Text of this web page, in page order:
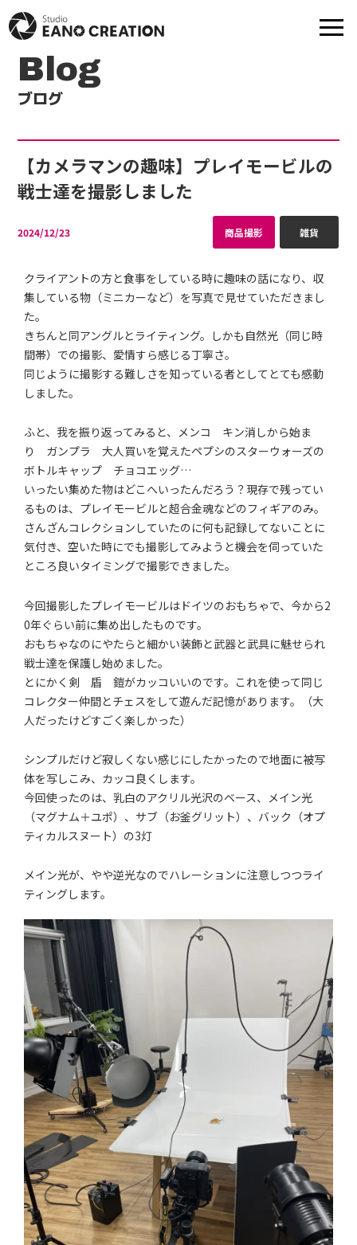
モデル撮影 出張撮影
撮影実績
スタジオ概要
オプション内容 よくある質問
お知らせ ブログ
ディレクター・カメラマン
募集
モデル募集
サービス説明 利用規約
プライバシーポリシー お問い合わせ
Blog
ブログ
【カメラマンの趣味】プレイモービルの
戦士達を撮影しました
2024/12/23 商品撮影 雑貨
クライアントの方と食事をしている時に趣味の話になり、収
集している物（ミニカーなど）を写真で見せていただきまし
た。
きちんと同アングルとライティング。しかも自然光（同じ時
間帯）での撮影、愛情すら感じる丁寧さ。
同じように撮影する難しさを知っている者としてとても感動
しました。
ふと、我を振り返ってみると、メンコ キン消しから始ま
り ガンプラ 大人買いを覚えたペプシのスターウォーズの
ボトルキャップ チョコエッグ…
いったい集めた物はどこへいったんだろう？現存で残ってい
るものは、プレイモービルと超合金魂などのフィギアのみ。
さんざんコレクションしていたのに何も記録してないことに
気付き、空いた時にでも撮影してみようと機会を伺っていた
ところ良いタイミングで撮影できました。
今回撮影したプレイモービルはドイツのおもちゃで、今から2
0年ぐらい前に集め出したものです。
おもちゃなのにやたらと細かい装飾と武器と武具に魅せられ
戦士達を保護し始めました。
とにかく剣 盾 鎧がカッコいいのです。これを使って同じ
コレクター仲間とチェスをして遊んだ記憶があります。（大
人だったけどすごく楽しかった）
シンプルだけど寂しくない感じにしたかったので地面に被写
体を写しこみ、カッコ良くします。
今回使ったのは、乳白のアクリル光沢のベース、メイン光
（マグナム＋ユポ）、サブ（お釜グリット）、バック（オプ
ティカルスヌート）の3灯
メイン光が、やや逆光なのでハレーションに注意しつつライ
ティングします。